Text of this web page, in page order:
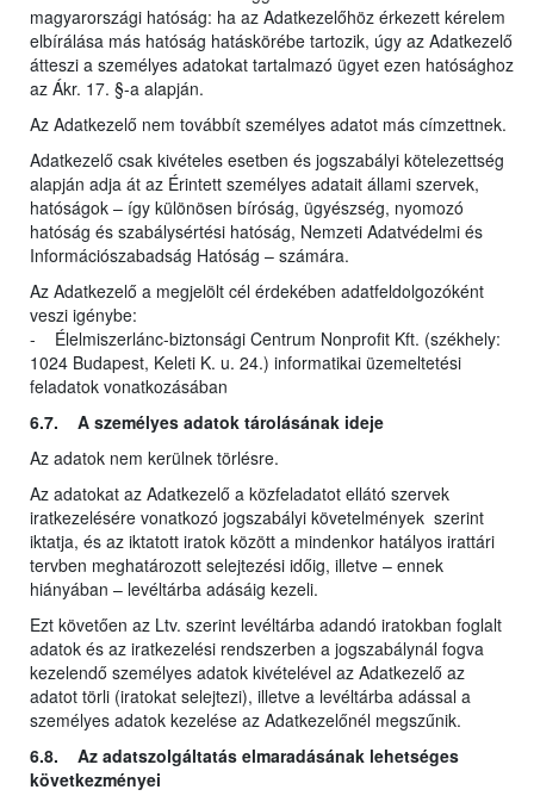
magyarországi hatóság: ha az Adatkezelőhöz érkezett kérelem
elbírálása más hatóság hatáskörébe tartozik, úgy az Adatkezelő
átteszi a személyes adatokat tartalmazó ügyet ezen hatósághoz
az Ákr. 17. §-a alapján.
Az Adatkezelő nem továbbít személyes adatot más címzettnek.
Adatkezelő csak kivételes esetben és jogszabályi kötelezettség
alapján adja át az Érintett személyes adatait állami szervek,
hatóságok – így különösen bíróság, ügyészség, nyomozó
hatóság és szabálysértési hatóság, Nemzeti Adatvédelmi és
Információszabadság Hatóság – számára.
Az Adatkezelő a megjelölt cél érdekében adatfeldolgozóként
veszi igénybe:
- Élelmiszerlánc-biztonsági Centrum Nonprofit Kft. (székhely:
1024 Budapest, Keleti K. u. 24.) informatikai üzemeltetési
feladatok vonatkozásában
6.7. A személyes adatok tárolásának ideje
Az adatok nem kerülnek törlésre.
Az adatokat az Adatkezelő a közfeladatot ellátó szervek
iratkezelésére vonatkozó jogszabályi követelmények szerint
iktatja, és az iktatott iratok között a mindenkor hatályos irattári
tervben meghatározott selejtezési időig, illetve – ennek
hiányában – levéltárba adásáig kezeli.
Ezt követően az Ltv. szerint levéltárba adandó iratokban foglalt
adatok és az iratkezelési rendszerben a jogszabálynál fogva
kezelendő személyes adatok kivételével az Adatkezelő az
adatot törli (iratokat selejtezi), illetve a levéltárba adással a
személyes adatok kezelése az Adatkezelőnél megszűnik.
6.8. Az adatszolgáltatás elmaradásának lehetséges
következményei